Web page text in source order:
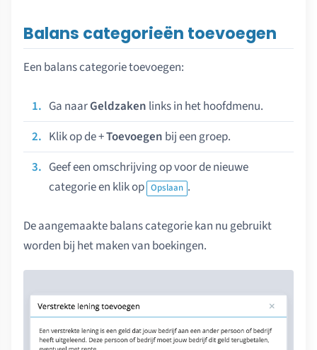
Balans categorieën toevoegen
Een balans categorie toevoegen:
Ga naarGeldzaken links in het hoofdmenu.
Klik op de +Toevoegen bij een groep.
Geef een omschrijving op voor de nieuwe
categorie en klik op Opslaan .
De aangemaakte balans categorie kan nu gebruikt
worden bij het maken van boekingen.